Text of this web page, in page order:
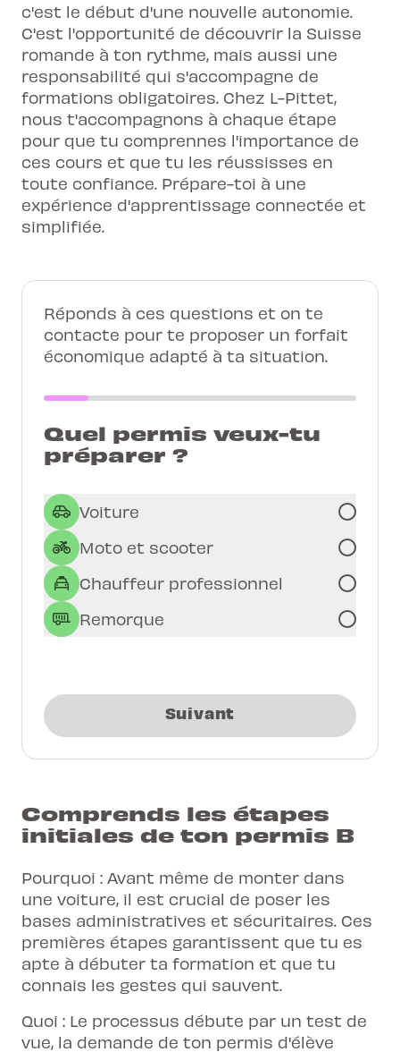
c'est le début d'une nouvelle autonomie.
C'est l'opportunité de découvrir la Suisse
romande à ton rythme, mais aussi une
responsabilité qui s'accompagne de
formations obligatoires. Chez L-Pittet,
nous t'accompagnons à chaque étape
pour que tu comprennes l'importance de
ces cours et que tu les réussisses en
toute confiance. Prépare-toi à une
expérience d'apprentissage connectée et
simplifiée.
Réponds à ces questions et on te
contacte pour te proposer un forfait
économique adapté à ta situation.
Quel permis veux-tu
préparer ?
Voiture
Moto et scooter
Chauffeur professionnel
Remorque
Suivant
Comprends les étapes
initiales de ton permis B
Pourquoi : Avant même de monter dans
une voiture, il est crucial de poser les
bases administratives et sécuritaires. Ces
premières étapes garantissent que tu es
apte à débuter ta formation et que tu
connais les gestes qui sauvent.
Quoi : Le processus débute par un test de
vue, la demande de ton permis d'élève